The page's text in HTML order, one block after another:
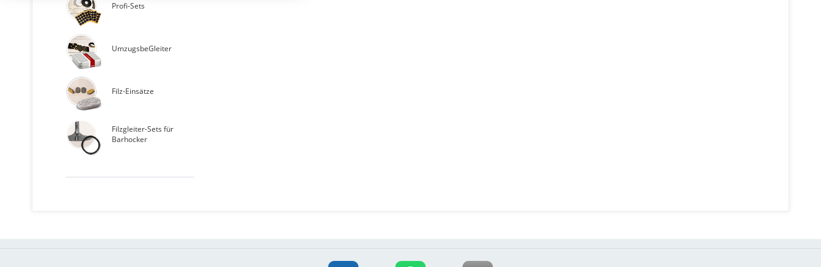
Profi-Sets
UmzugsbeGleiter
Filz-Einsätze
Filzgleiter-Sets für
Barhocker